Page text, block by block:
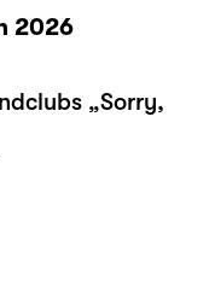
2026
„Sorry,